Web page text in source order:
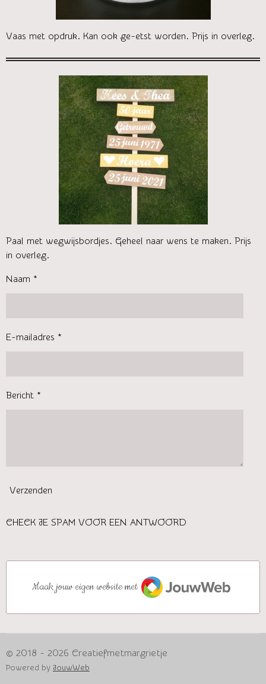
Vaas met opdruk. Kan ook ge-etst worden. Prijs in overleg.
Paal met wegwijsbordjes. Geheel naar wens te maken. Prijs
in overleg.
Naam *
E-mailadres *
Bericht *
Verzenden
CHECK JE SPAM VOOR EEN ANTWOORD
Maak jouw eigen website met
JouwWeb
© 2018 - 2026 Creatiefmetmargrietje
Powered by JouwWeb